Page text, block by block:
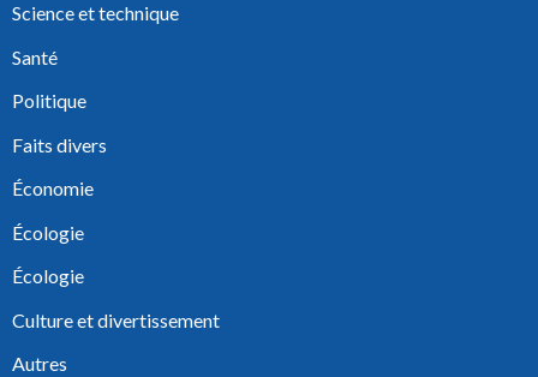
Science et technique
Santé
Politique
Faits divers
Économie
Écologie
Écologie
Culture et divertissement
Autres